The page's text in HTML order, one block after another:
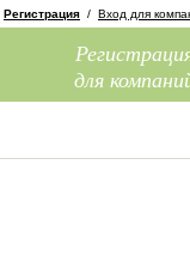
Регистрация / Вход для
для